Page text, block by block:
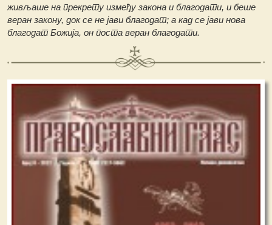
живљаше на прекрету између закона и благодати, и беше
веран закону, док се не јави благодат; а кад се јави нова
благодат Божија, он поста веран благодати.